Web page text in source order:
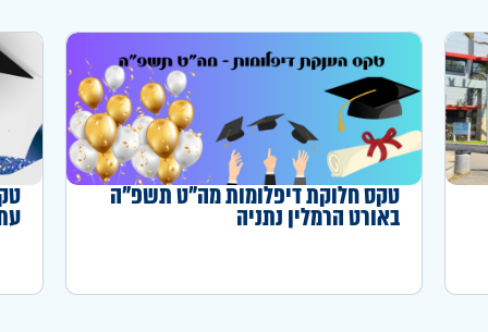
טקס חלוקת דיפלומות מה"ט תשפ"ה
באורט הרמלין נתניה